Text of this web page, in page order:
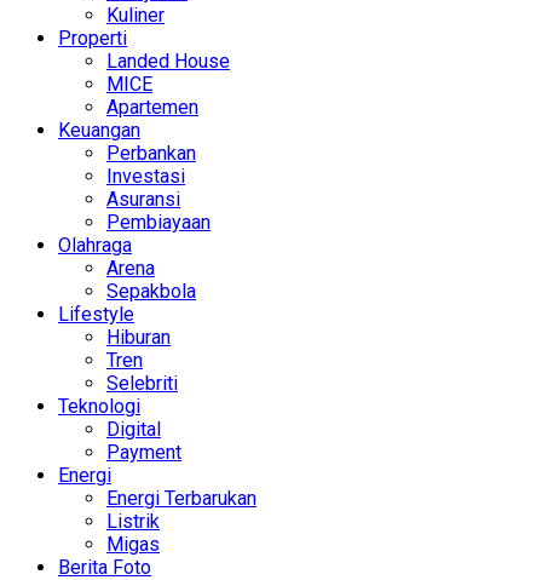
Kuliner
Properti
Landed House
MICE
Apartemen
Keuangan
Perbankan
Investasi
Asuransi
Pembiayaan
Olahraga
Arena
Sepakbola
Lifestyle
Hiburan
Tren
Selebriti
Teknologi
Digital
Payment
Energi
Energi Terbarukan
Listrik
Migas
Berita Foto